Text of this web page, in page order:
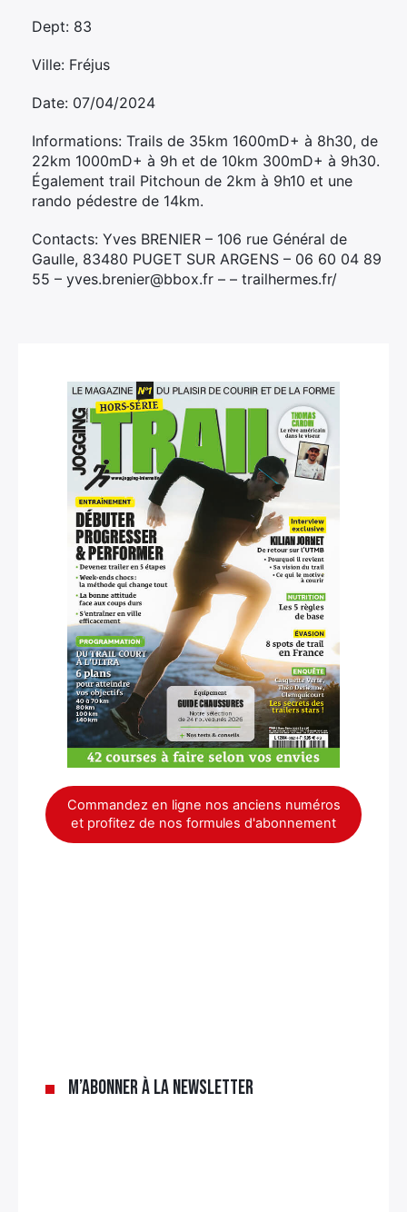
Dept: 83
Ville: Fréjus
Date: 07/04/2024
Informations: Trails de 35km 1600mD+ à 8h30, de
22km 1000mD+ à 9h et de 10km 300mD+ à 9h30.
Également trail Pitchoun de 2km à 9h10 et une
rando pédestre de 14km.
Contacts: Yves BRENIER – 106 rue Général de
Gaulle, 83480 PUGET SUR ARGENS – 06 60 04 89
55 – yves.brenier@bbox.fr – – trailhermes.fr/
Commandez en ligne nos anciens numéros
et profitez de nos formules d'abonnement
M’abonner à la newsletter